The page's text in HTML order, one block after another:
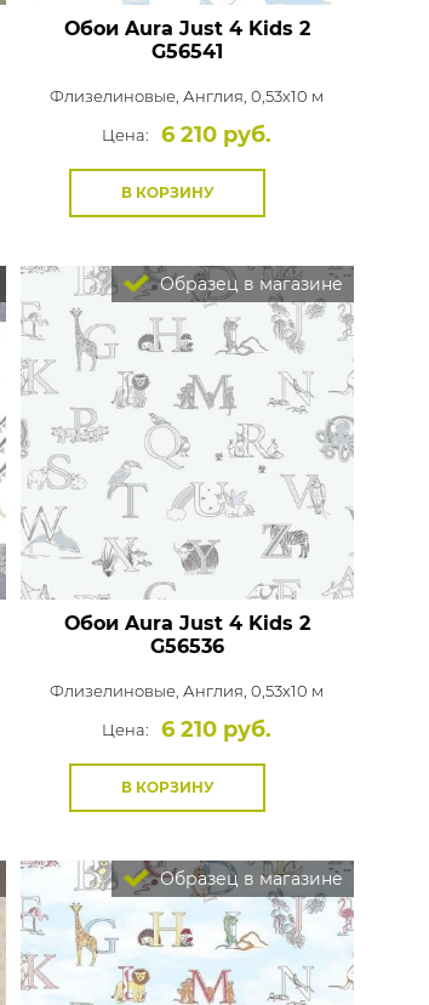
Обои Aura Just 4 Kids 2
G56541
Флизелиновые, Англия, 0,53x10 м
Цена:
6 210 руб.
В КОРЗИНУ
Образец в магазине
Обои Aura Just 4 Kids 2
G56536
Флизелиновые, Англия, 0,53x10 м
Цена:
6 210 руб.
В КОРЗИНУ
Образец в магазине